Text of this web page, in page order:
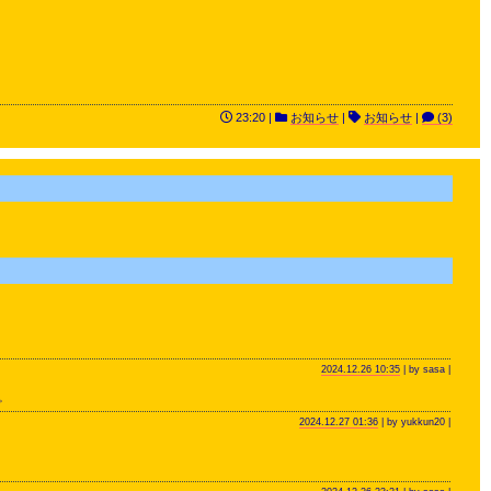
23:20 | お知らせ お知らせ (3)
2024.12.26 10:35 | by sasa |
2024.12.27 01:36 | by yukkun20 |